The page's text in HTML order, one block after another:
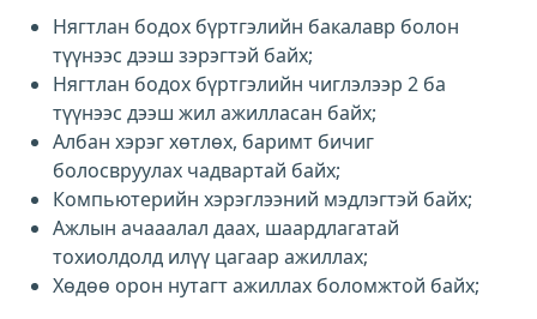
Нягтлан бодох бүртгэлийн бакалавр болон
түүнээс дээш зэрэгтэй байх;
Нягтлан бодох бүртгэлийн чиглэлээр 2 ба
түүнээс дээш жил ажилласан байх;
Албан хэрэг хөтлөх, баримт бичиг
болосвруулах чадвартай байх;
Компьютерийн хэрэглээний мэдлэгтэй байх;
Ажлын ачааалал даах, шаардлагатай
тохиолдолд илүү цагаар ажиллах;
Хөдөө орон нутагт ажиллах боломжтой байх;